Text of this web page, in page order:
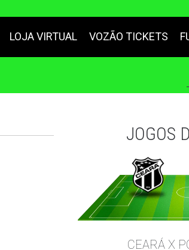
LOJA VIRTUAL VOZÃO TICKETS
JOGOS
CEARÁ X